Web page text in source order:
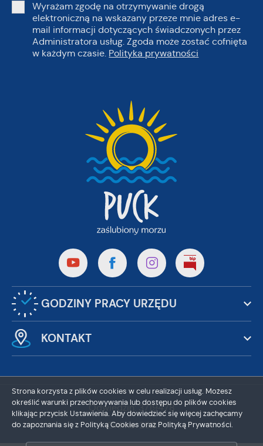
Wyrażam zgodę na otrzymywanie drogą
elektroniczną na wskazany przeze mnie adres e-
mail informacji dotyczących świadczonych przez
Administratora usług. Zgoda może zostać cofnięta
w każdym czasie. Polityka prywatności
GODZINY PRACY URZĘDU
KONTAKT
Odwiedzin: 3719478
Online: 299
Strona korzysta z plików cookies w celu realizacji usług. Możesz
określić warunki przechowywania lub dostępu do plików cookies
klikając przycisk Ustawienia. Aby dowiedzieć się więcej zachęcamy
do zapoznania się z Polityką Cookies oraz Polityką Prywatności.